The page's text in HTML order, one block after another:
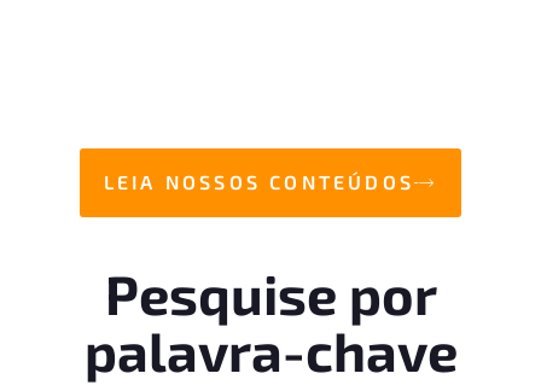
LEIA NOSSOS CONTEÚDOS
Pesquise por
palavra-chave